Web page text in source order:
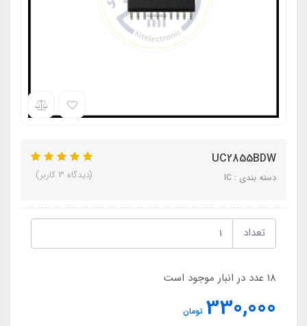
UC2855BDW
دسته بندی : IC (دیدگاه 3 کاربر)
تعداد
18 عدد در انبار موجود است
330,000 تومان